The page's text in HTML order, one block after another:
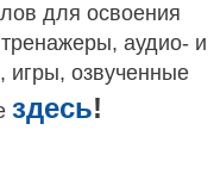
для освоения
аудио- и
игры, озвученные
здесь!